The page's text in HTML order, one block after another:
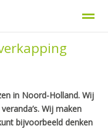
Procedure
Bellen
in Noord-Holland. Wij
Wij maken
bijvoorbeeld denken